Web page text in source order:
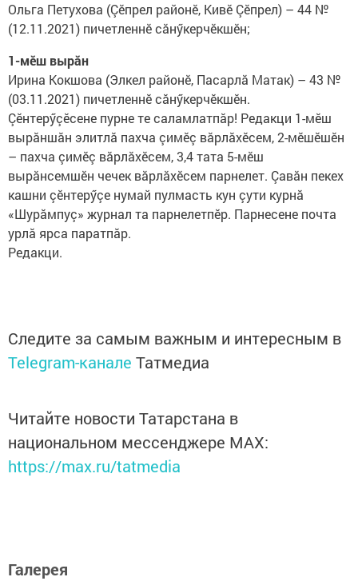
Ольга Петухова (Çӗпрел районӗ, Кивӗ Çӗпрел) – 44 №
(12.11.2021) пичетленнӗ сăнӳкерчӗкшӗн;
1-мӗш вырăн
Ирина Кокшова (Элкел районӗ, Пасарлă Матак) – 43 №
(03.11.2021) пичетленнӗ сăнӳкерчӗкшӗн.
Çӗнтерӳçӗсене пурне те саламлатпăр! Редакци 1-мӗш
вырăншăн элитлă пахча çимӗç вăрлăхӗсем, 2-мӗшӗшӗн
– пахча çимӗç вăрлăхӗсем, 3,4 тата 5-мӗш
вырăнсемшӗн чечек вăрлăхӗсем парнелет. Çавăн пекех
кашни çӗнтерӳçе нумай пулмасть кун çути курнă
«Шурăмпуç» журнал та парнелетпӗр. Парнесене почта
урлă ярса паратпăр.
Редакци.
Следите за самым важным и интересным в
Telegram-канале Татмедиа
Читайте новости Татарстана в
национальном мессенджере MАХ:
https://max.ru/tatmedia
Галерея